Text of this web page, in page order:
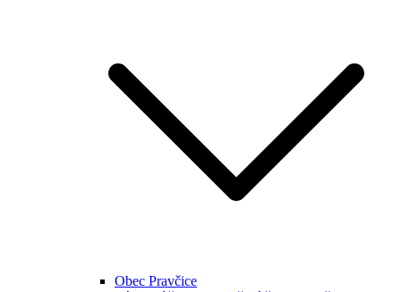
Obec Pravčice